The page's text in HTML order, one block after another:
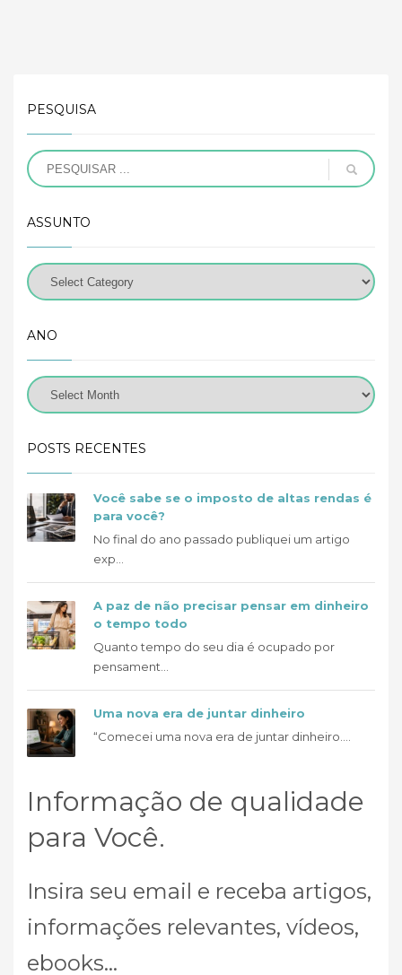
PESQUISA
ASSUNTO
ANO
POSTS RECENTES
Você sabe se o imposto de altas rendas é
para você?
No final do ano passado publiquei um artigo
exp...
A paz de não precisar pensar em dinheiro
o tempo todo
Quanto tempo do seu dia é ocupado por
pensament...
Uma nova era de juntar dinheiro
“Comecei uma nova era de juntar dinheiro....
Informação de qualidade
para Você.
Insira seu email e receba artigos,
informações relevantes, vídeos,
ebooks...